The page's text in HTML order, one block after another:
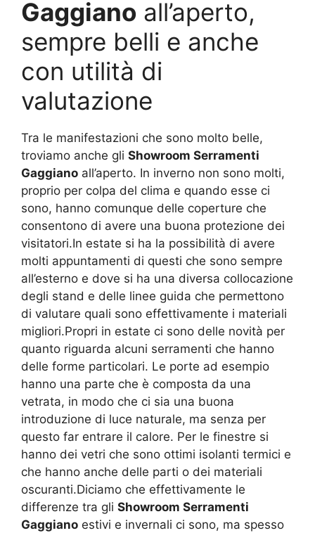
Gaggiano all’aperto,
sempre belli e anche
con utilità di
valutazione
Tra le manifestazioni che sono molto belle,
troviamo anche gli Showroom Serramenti
Gaggiano all’aperto. In inverno non sono molti,
proprio per colpa del clima e quando esse ci
sono, hanno comunque delle coperture che
consentono di avere una buona protezione dei
visitatori.In estate si ha la possibilità di avere
molti appuntamenti di questi che sono sempre
all’esterno e dove si ha una diversa collocazione
degli stand e delle linee guida che permettono
di valutare quali sono effettivamente i materiali
migliori.Propri in estate ci sono delle novità per
quanto riguarda alcuni serramenti che hanno
delle forme particolari. Le porte ad esempio
hanno una parte che è composta da una
vetrata, in modo che ci sia una buona
introduzione di luce naturale, ma senza per
questo far entrare il calore. Per le finestre si
hanno dei vetri che sono ottimi isolanti termici e
che hanno anche delle parti o dei materiali
oscuranti.Diciamo che effettivamente le
differenze tra gli Showroom Serramenti
Gaggiano estivi e invernali ci sono, ma spesso